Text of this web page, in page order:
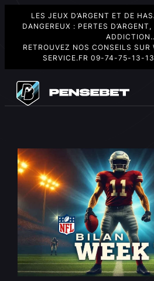
LES JEUX D’ARGENT ET DE
DANGEREUX : PERTES
RETROUVEZ NOS CONSEILS SUR
SERVICE.FR 09-74-75-13-13
contenu